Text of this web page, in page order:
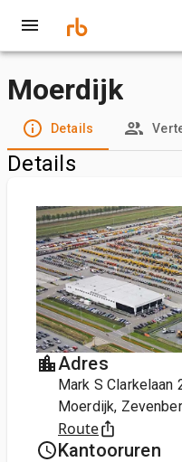
Moerdijk
Details
Details
Adres
Mark S
Moerdijk,
Route
Kantooruren